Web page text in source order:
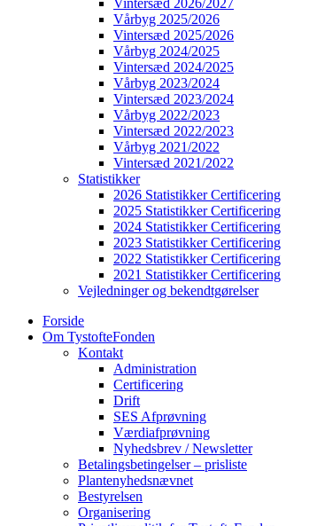
Vintersæd 2026/2027
Vårbyg 2025/2026
Vintersæd 2025/2026
Vårbyg 2024/2025
Vintersæd 2024/2025
Vårbyg 2023/2024
Vintersæd 2023/2024
Vårbyg 2022/2023
Vintersæd 2022/2023
Vårbyg 2021/2022
Vintersæd 2021/2022
Statistikker
2026 Statistikker Certificering
2025 Statistikker Certificering
2024 Statistikker Certificering
2023 Statistikker Certificering
2022 Statistikker Certificering
2021 Statistikker Certificering
Vejledninger og bekendtgørelser
Forside
Om TystofteFonden
Kontakt
Administration
Certificering
Drift
SES Afprøvning
Værdiafprøvning
Nyhedsbrev / Newsletter
Betalingsbetingelser – prisliste
Plantenyhedsnævnet
Bestyrelsen
Organisering